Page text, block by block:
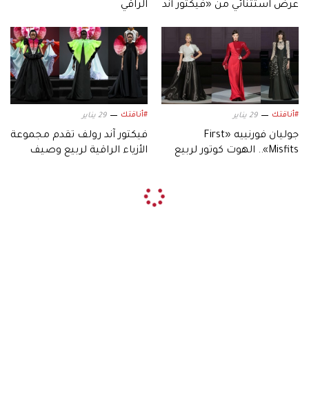
عرض استثنائي من «فيكتور آند
الراقي
#أناقتك 29 يناير
جوليان فورنييه «First
Misfits».. الهوت كوتور لربيع
#أناقتك 29 يناير
فيكتور آند رولف تقدم مجموعة
الأزياء الراقية لربيع وصيف